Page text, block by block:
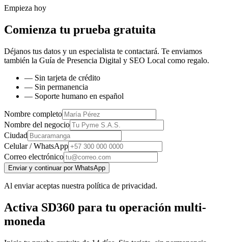
Empieza hoy
Comienza tu prueba gratuita
Déjanos tus datos y un especialista te contactará. Te enviamos
también la Guía de Presencia Digital y SEO Local como regalo.
— Sin tarjeta de crédito
— Sin permanencia
— Soporte humano en español
Nombre completo
Nombre del negocio
Ciudad
Celular / WhatsApp
Correo electrónico
Enviar y continuar por WhatsApp
Al enviar aceptas nuestra política de privacidad.
Activa SD360 para tu operación multi-
moneda